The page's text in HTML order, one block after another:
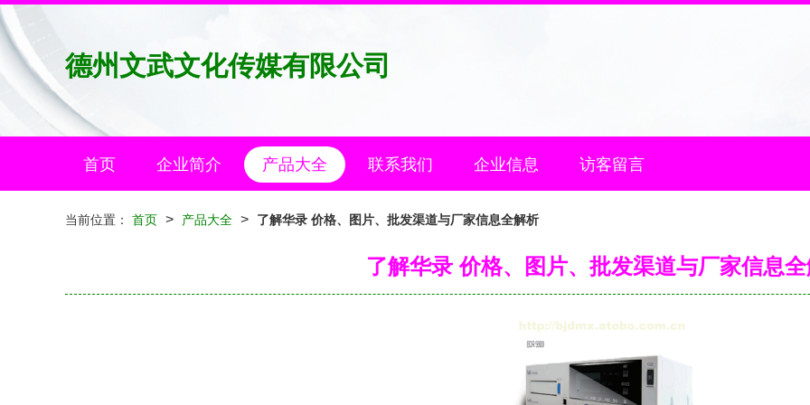
德州文武文化传媒有限公司
首页 企业简介 产品大全 联系我们 企业信息 访客留言
当前位置： 首页 > 产品大全 > 了解华录 价格、图片、批发渠道与厂家信息全解析
了解华录 价格、图片、批发渠道与厂家信息